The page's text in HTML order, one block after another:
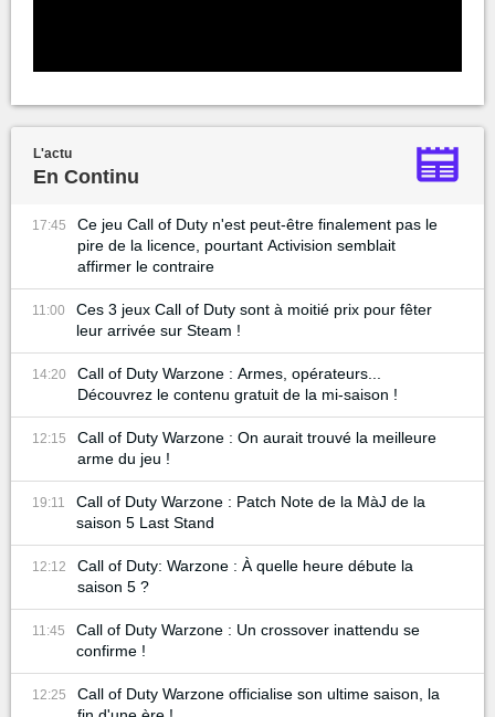
L'actu
En Continu
17:45
Ce jeu Call of Duty n'est peut-être finalement pas le
pire de la licence, pourtant Activision semblait
affirmer le contraire
11:00
Ces 3 jeux Call of Duty sont à moitié prix pour fêter
leur arrivée sur Steam !
14:20
Call of Duty Warzone : Armes, opérateurs...
Découvrez le contenu gratuit de la mi-saison !
12:15
Call of Duty Warzone : On aurait trouvé la meilleure
arme du jeu !
19:11
Call of Duty Warzone : Patch Note de la MàJ de la
saison 5 Last Stand
12:12
Call of Duty: Warzone : À quelle heure débute la
saison 5 ?
11:45
Call of Duty Warzone : Un crossover inattendu se
confirme !
12:25
Call of Duty Warzone officialise son ultime saison, la